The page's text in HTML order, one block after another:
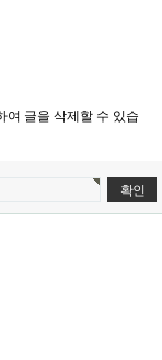
여 글을 삭제할 수 있습